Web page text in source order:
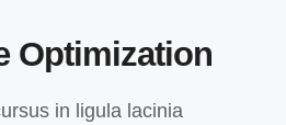
Optimization
in ligula lacinia